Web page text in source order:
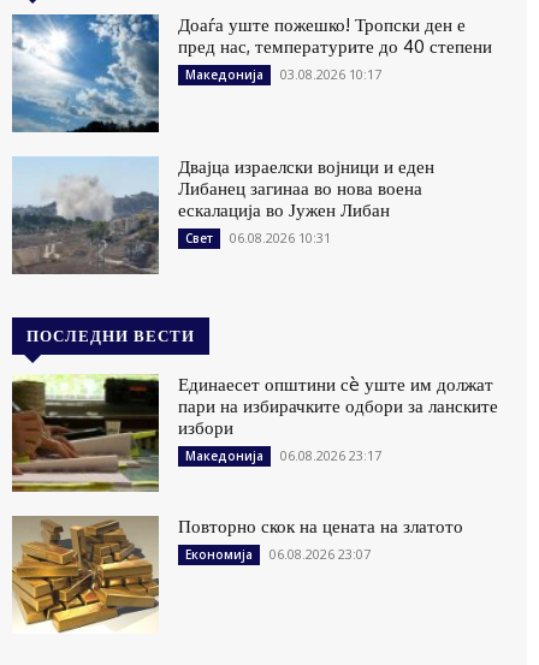
Доаѓа уште пожешко! Тропски ден е
пред нас, температурите до 40 степени
Македонија 03.08.2026 10:17
Двајца израелски војници и еден
Либанец загинаа во нова воена
ескалација во Јужен Либан
Свет 06.08.2026 10:31
ПОСЛЕДНИ ВЕСТИ
Единаесет општини сè уште им должат
пари на избирачките одбори за ланските
избори
Македонија 06.08.2026 23:17
Повторно скок на цената на златото
Економија 06.08.2026 23:07